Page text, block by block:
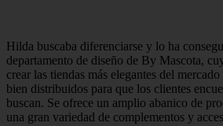
Hilda buscaba diferenciarse y lo ha
departamento de diseño de By Mascota,
crear las tiendas más elegantes del
bien distribuidos para que los clientes
buscan. Se ofrece un amplio abanico de
una gran va­riedad de complementos y